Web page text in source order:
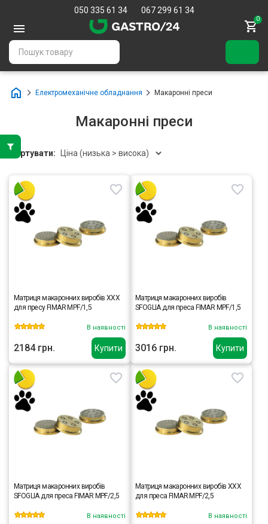
050 335 61 34 067 299 61 34
0
Електромеханічне обладнання Макаронні преси
Макаронні преси
Сортувати:
Купити
Матриця макаронних виробів XXX
для пресу FIMAR MPF/1,5
В наявності
2184 грн. Купити
Матриця макаронних виробів
SFOGLIA для преса FIMAR MPF/1,5
В наявності
3016 грн.
Матриця макаронних виробів
SFOGLIA для преса FIMAR MPF/2,5
В наявності
Матриця макаронних виробів XXX
для преса FIMAR MPF/2,5
В наявності